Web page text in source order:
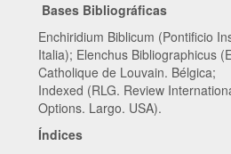
Bases Bibliográficas
Enchiridium Biblicum (Pontificio
Italia); Elenchus Bibliographicus
Catholique de Louvain.
Indexed (RLG. Review
Options. Largo. USA).
Índices